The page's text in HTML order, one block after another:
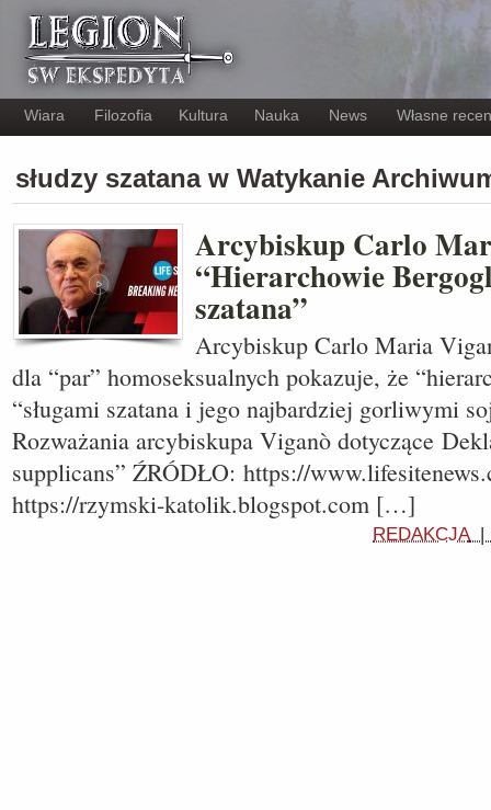
Wiara Filozofia Kultura Nauka News Własne
słudzy szatana w Watykanie
Arcybiskup Carlo
“Hierarchowie
szatana”
Arcybiskup Carlo Maria
dla “par” homoseksualnych pokazuje, że
“sługami szatana i jego najbardziej gorliwymi
Rozważania arcybiskupa Viganò dotyczące
supplicans” ŹRÓDŁO: https://
https://rzymski-katolik.blogspot.com […]
REDAKCJA